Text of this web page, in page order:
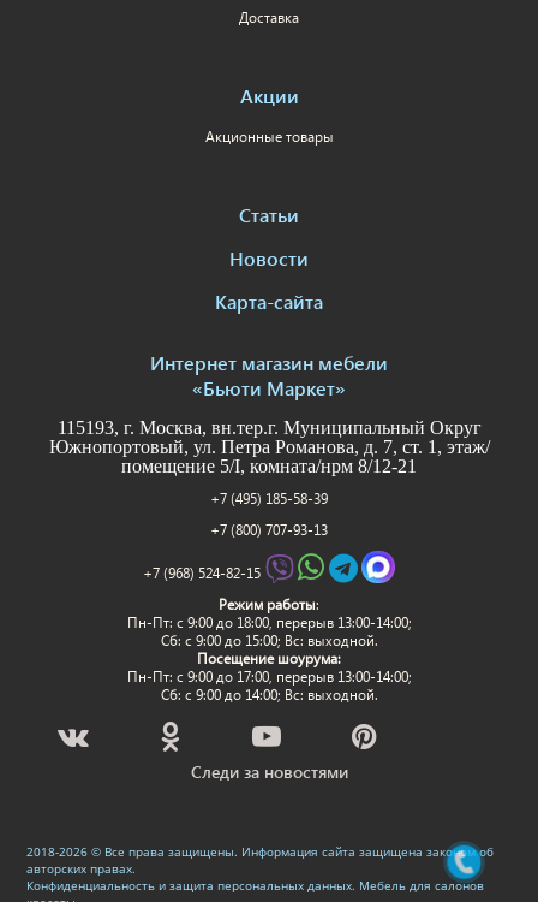
Доставка
Акции
Акционные товары
Статьи
Новости
Карта-сайта
Интернет магазин мебели
«Бьюти Маркет»
115193, г. Москва, вн.тер.г. Муниципальный Округ
Южнопортовый, ул. Петра Романова, д. 7, ст. 1, этаж/
помещение 5/I, комната/нрм 8/12-21
+7 (495) 185-58-39
+7 (800) 707-93-13
+7 (968) 524-82-15
Режим работы:
Пн-Пт: c 9:00 до 18:00, перерыв 13:00-14:00;
Сб: с 9:00 до 15:00; Вс: выходной.
Посещение шоурума:
Пн-Пт: c 9:00 до 17:00, перерыв 13:00-14:00;
Сб: с 9:00 до 14:00; Вс: выходной.
Следи за новостями
2018-2026 © Все права защищены. Информация сайта защищена законом об
авторских правах.
Конфиденциальность и защита персональных данных. Мебель для салонов